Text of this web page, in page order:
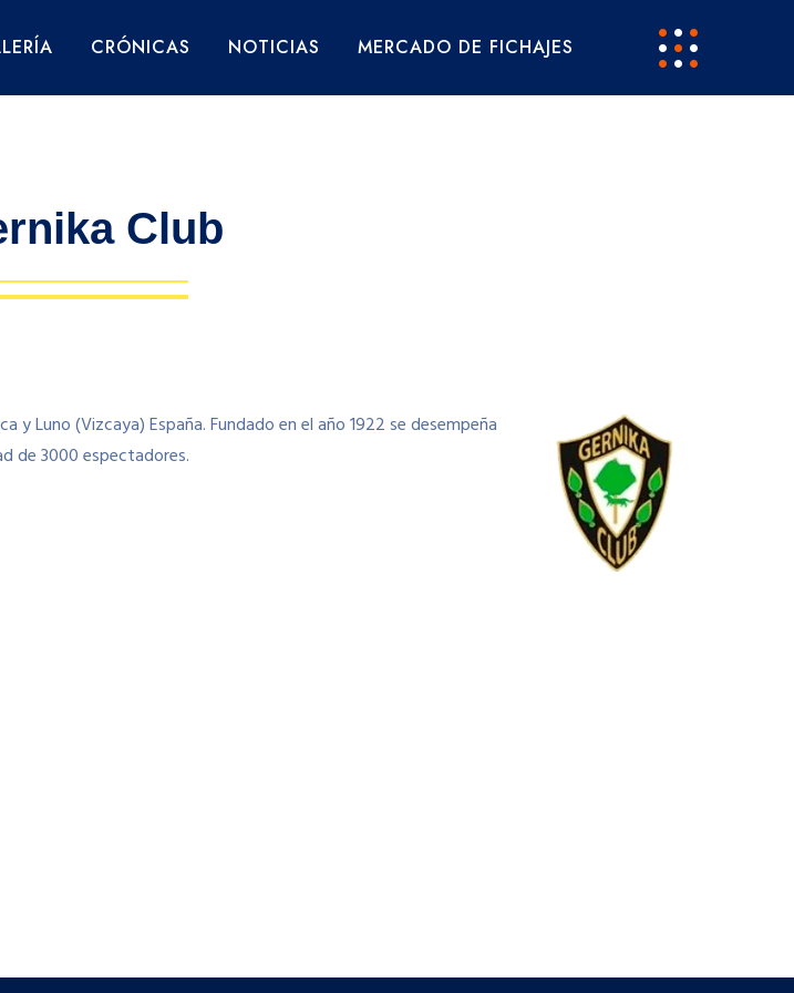
CRÓNICAS NOTICIAS MERCADO DE FICHAJES
Club
y Luno (Vizcaya) España. Fundado en el año 1922 se desempeña
de 3000 espectadores.